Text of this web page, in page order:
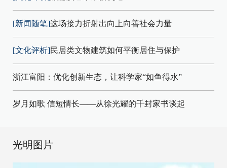
[新闻随笔]这场接力折射出向上向善社会力量
[文化评析]民居类文物建筑如何平衡居住与保护
浙江富阳：优化创新生态，让科学家“如鱼得水”
岁月如歌 信短情长——从徐光耀的千封家书谈起
光明图片